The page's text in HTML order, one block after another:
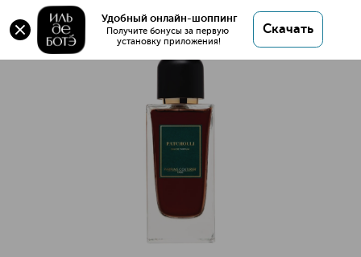
Удобный онлайн-шоппинг
Получите бонусы за первую
установку приложения!
Скачать
Оригинал 💯 AROMATIQUE PATCHOULI
Парфюмерная вода купить в интернет магазине
ИЛЬ ДЕ БОТЭ с доставкой.
AROMATIQUE PATCHOULI Парфюмерная вода